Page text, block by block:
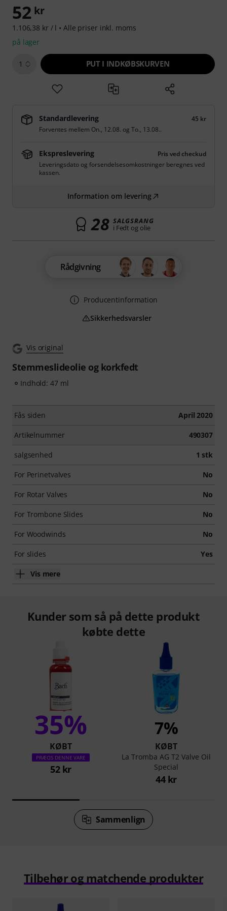
Vis original
Stemmeslideolie og korkfedt
Indhold: 47 ml
Fås siden April 2020
Artikelnummer 490307
salgsenhed 1 stk
For Perinetvalves No
For Rotar Valves No
For Trombone Slides No
For Woodwinds No
For slides Yes
Vis mere
52 kr
1.106,38 kr / l • Alle priser inkl. moms
på lager
1 PUT I INDKØBSKURVEN
Standardlevering
45 kr
Forventes mellem On., 12.08. og To., 13.08..
Ekspreslevering
Pris ved checkud
Leveringsdato og forsendelsesomkostninger beregnes ved
kassen.
Information om levering
28 SALGSRANG
i Fedt og olie
Rådgivning
Producentinformation
Sikkerhedsvarsler
Kunder som så på dette produkt
købte dette
35%
KØBT
PRÆCIS DENNE VARE
52 kr
7%
KØBT
La Tromba AG T2 Valve Oil
Special
44 kr
Sammenlign
Tilbehør og matchende produkter